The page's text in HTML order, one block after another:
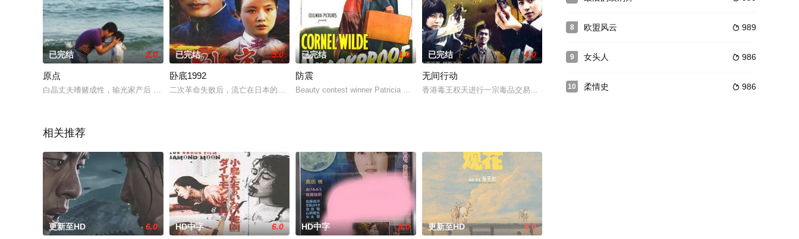
已完结 2.0
原点
白晶丈夫嗜赌成性，输光家产后 逼迫白晶去挣钱。雨夜，白晶意欲碰瓷， 却遇到了抱打不平的刘志飞。刘志飞 带白晶去和她丈夫理论，丈夫用刀要 砍白晶，纷争中刀刺
已完结 5.0
卧底1992
二次革命失败后，流亡在日本的孙中山先生组建中华革命党，并担任总理，讨伐袁世凯。上海成为革命党人与袁世凯的北洋军阀拼杀的前沿。曾树凡认识了袁党的密探头子仇克
已完结 1.0
防震
Beauty contest winner Patricia Knight's one bid for screen stardom was Columb
已完结 4.0
无间行动
香港毒王权天进行一宗毒品交易，卢警司接获卧底通知，与高级女督察梅领队准备捕权。交易过程中，权突
相关推荐
更新至HD 6.0 HD中字 6.0 HD中字 8.0 更新至HD 8.0
8  989
欧盟风云
9  986
女头人
10  986
柔情史